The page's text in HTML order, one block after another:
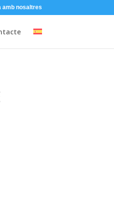
amb nosaltres